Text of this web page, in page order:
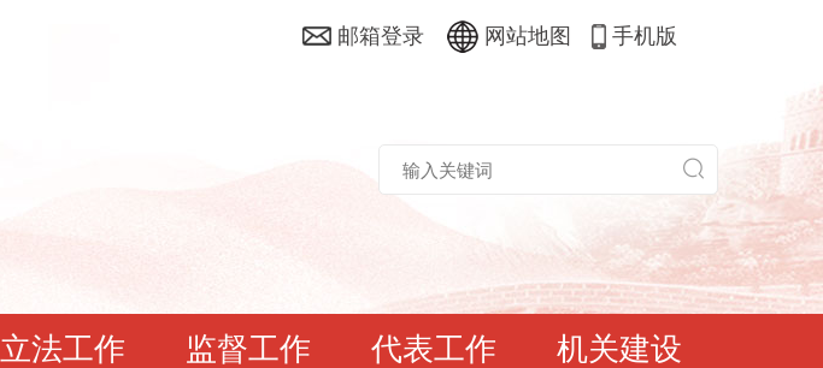
邮箱登录 网站地图 手机版
立法工作 监督工作 代表工作 机关建设